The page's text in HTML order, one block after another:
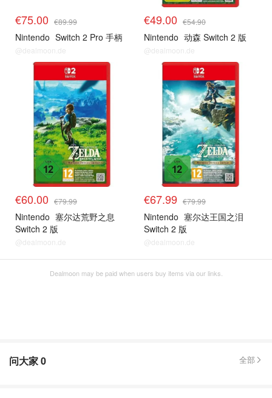
€75.00 €89.99
Nintendo Switch 2 Pro 手柄
@dealmoon.de
€49.00 €54.90
Nintendo 动森 Switch 2 版
@dealmoon.de
€60.00 €79.99
Nintendo 塞尔达荒野之息
Switch 2 版
@dealmoon.de
€67.99 €79.99
Nintendo 塞尔达王国之泪
Switch 2 版
@dealmoon.de
Dealmoon may be paid when users buy items via our links.
问大家0 全部